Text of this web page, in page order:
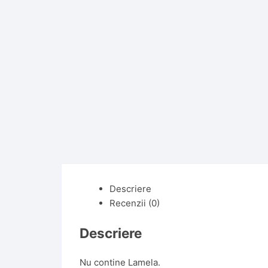
Descriere
Recenzii (0)
Descriere
Nu contine Lamela.